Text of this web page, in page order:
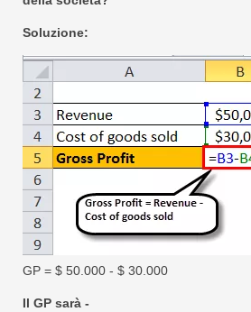
Soluzione:
GP = $ 50.000 - $ 30.000
Il GP sarà -